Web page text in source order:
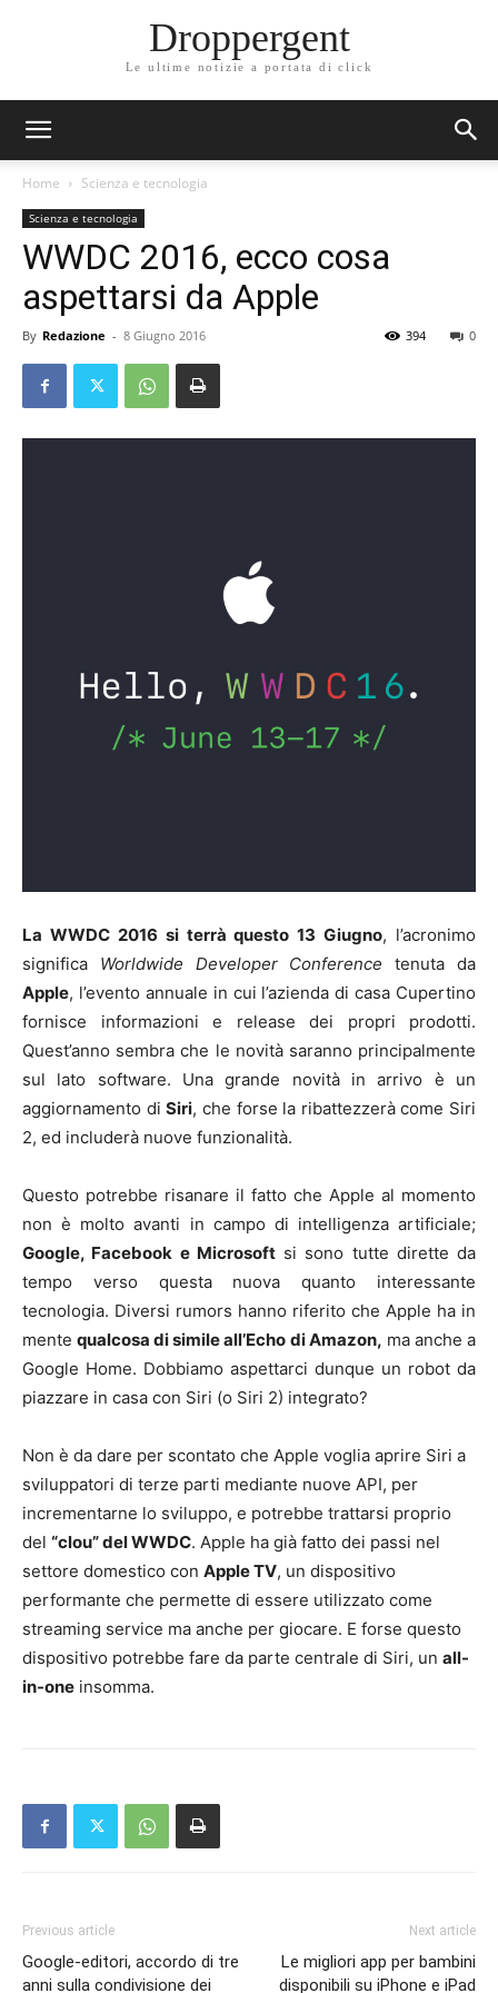
Droppergent
Le ultime notizie a portata di click
Home Scienza e tecnologia
Scienza e tecnologia
WWDC 2016, ecco cosa
aspettarsi da Apple
By Redazione - 8 Giugno 2016 0
394
La WWDC 2016 si terrà questo 13 Giugno, l’acronimo
significa Worldwide Developer Conference tenuta da
Apple, l’evento annuale in cui l’azienda di casa Cupertino
fornisce informazioni e release dei propri prodotti.
Quest’anno sembra che le novità saranno principalmente
sul lato software. Una grande novità in arrivo è un
aggiornamento diSiri, che forse la ribattezzerà come Siri
2, ed includerà nuove funzionalità.
Questo potrebbe risanare il fatto che Apple al momento
non è molto avanti in campo di intelligenza artificiale;
Google, Facebook e Microsoftsi sono tutte dirette da
tempo verso questa nuova quanto interessante
tecnologia. Diversi rumors hanno riferito che Apple ha in
mentequalcosa di simileall’Echo di Amazon, ma anche a
Google Home. Dobbiamo aspettarci dunque un robot da
piazzare in casa con Siri (o Siri 2) integrato?
Non è da dare per scontato che Apple voglia aprire Siri a
sviluppatori di terze parti mediante nuove API, per
incrementarne lo sviluppo, e potrebbe trattarsi proprio
del “clou” del WWDC. Apple ha già fatto dei passi nel
settore domestico con Apple TV, un dispositivo
performante che permette di essere utilizzato come
streaming service ma anche per giocare. E forse questo
dispositivo potrebbe fare da parte centrale di Siri, un all-
in-one insomma.
Previous article
Google-editori, accordo di tre
anni sulla condivisione dei
Next article
Le migliori app per bambini
disponibili su iPhone e iPad